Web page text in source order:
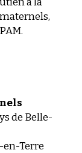
de Belle-
en-Terre